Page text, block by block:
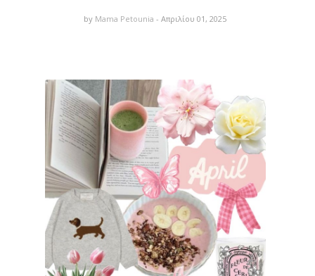
by Mama Petounia- Απριλίου 01, 2025